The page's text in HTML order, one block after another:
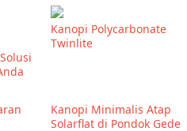
Kanopi Polycarbonate
Twinlite
Kanopi Minimalis Atap
Solarflat di Pondok Gede